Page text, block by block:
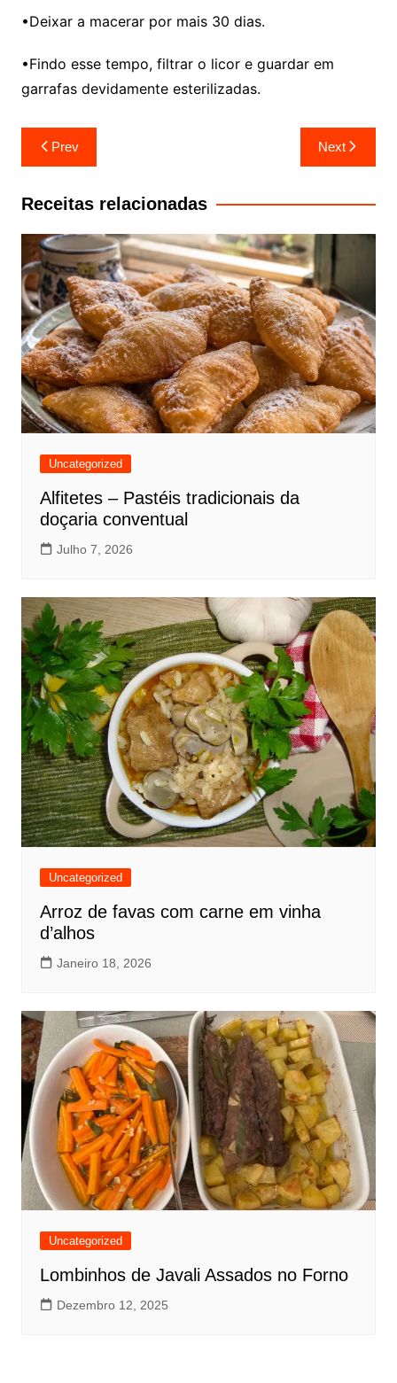
•Deixar a macerar por mais 30 dias.
•Findo esse tempo, filtrar o licor e guardar em
garrafas devidamente esterilizadas.
Navegação
de
artigos
Prev Next
Receitas relacionadas
Uncategorized
Alfitetes – Pastéis tradicionais da
doçaria conventual
Julho 7, 2026
Uncategorized
Arroz de favas com carne em vinha
d’alhos
Janeiro 18, 2026
Uncategorized
Lombinhos de Javali Assados no Forno
Dezembro 12, 2025